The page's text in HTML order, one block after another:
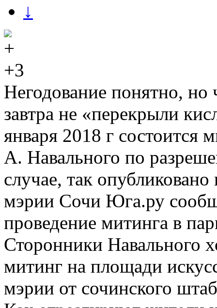
↓
+3
Негодование понятно,
завтра не «перекрыли
января 2018 г состоится
А. Навального по
случае, так
мэрии Сочи Юга.ру
проведение митинга в
Сторонники Навального
митинг на площади
мэрии от сочинского